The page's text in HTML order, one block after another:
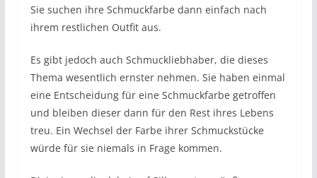
Sie suchen ihre Schmuckfarbe dann einfach nach
ihrem restlichen Outfit aus.
Es gibt jedoch auch Schmuckliebhaber, die dieses
Thema wesentlich ernster nehmen. Sie haben einmal
eine Entscheidung für eine Schmuckfarbe getroffen
und bleiben dieser dann für den Rest ihres Lebens
treu. Ein Wechsel der Farbe ihrer Schmuckstücke
würde für sie niemals in Frage kommen.